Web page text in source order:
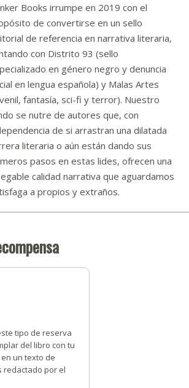
Books irrumpe en 2019 con el
de convertirse en un sello
de referencia en narrativa literaria,
con Distrito 93 (sello
en género negro y denuncia
en lengua española) y Malas Artes
fantasía, sci-fi y terror). Nuestro
se nutre de autores que, con
de si arrastran una dilatada
literaria o aún están dando sus
pasos en estas lides, ofrecen una
calidad narrativa que aguardamos
a propios y extraños.
tipo de reserva
del libro con tu
un texto de
redactado por el